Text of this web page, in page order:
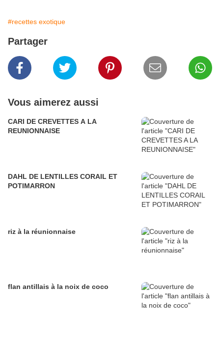
#recettes exotique
Partager
Vous aimerez aussi
CARI DE CREVETTES A LA
REUNIONNAISE
DAHL DE LENTILLES CORAIL ET
POTIMARRON
riz à la réunionnaise
flan antillais à la noix de coco